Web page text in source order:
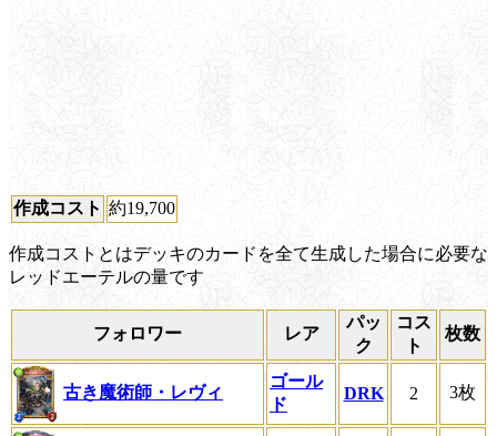
作成コスト 約19,700
作成コストとはデッキのカードを全て生成した場合に必要な
レッドエーテルの量です
フォロワー レア
パッ
ク
コス
ト
枚数
古き魔術師・レヴィ
ゴール
ド
DRK 2 3枚